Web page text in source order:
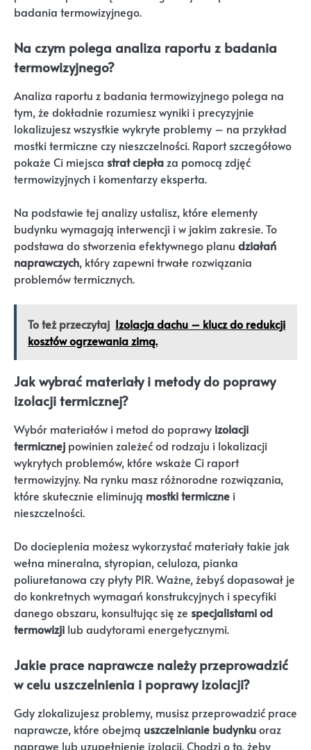
badania termowizyjnego.
Na czym polega analiza raportu z badania
termowizyjnego?
Analiza raportu z badania termowizyjnego polega na
tym, że dokładnie rozumiesz wyniki i precyzyjnie
lokalizujesz wszystkie wykryte problemy – na przykład
mostki termiczne czy nieszczelności. Raport szczegółowo
pokaże Ci miejsca strat ciepłaza pomocą zdjęć
termowizyjnych i komentarzy eksperta.
Na podstawie tej analizy ustalisz, które elementy
budynku wymagają interwencji i w jakim zakresie. To
podstawa do stworzenia efektywnego planu działań
naprawczych, który zapewni trwałe rozwiązania
problemów termicznych.
To też przeczytaj Izolacja dachu – klucz do redukcji
kosztów ogrzewania zimą.
Jak wybrać materiały i metody do poprawy
izolacji termicznej?
Wybór materiałów i metod do poprawy izolacji
termicznej powinien zależeć od rodzaju i lokalizacji
wykrytych problemów, które wskaże Ci raport
termowizyjny. Na rynku masz różnorodne rozwiązania,
które skutecznie eliminują mostki termiczne i
nieszczelności.
Do docieplenia możesz wykorzystać materiały takie jak
wełna mineralna, styropian, celuloza, pianka
poliuretanowa czy płyty PIR. Ważne, żebyś dopasował je
do konkretnych wymagań konstrukcyjnych i specyfiki
danego obszaru, konsultując się ze specjalistami od
termowizji lub audytorami energetycznymi.
Jakie prace naprawcze należy przeprowadzić
w celu uszczelnienia i poprawy izolacji?
Gdy zlokalizujesz problemy, musisz przeprowadzić prace
naprawcze, które obejmą uszczelnianie budynkuoraz
naprawę lub uzupełnienie izolacji. Chodzi o to, żeby